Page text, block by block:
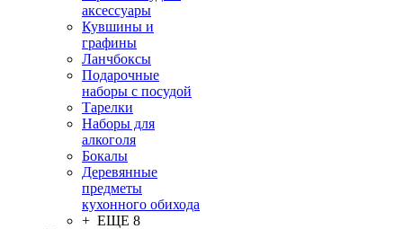
аксессуары
Кувшины и
графины
Ланчбоксы
Подарочные
наборы с посудой
Тарелки
Наборы для
алкоголя
Бокалы
Деревянные
предметы
кухонного обихода
+ ЕЩЕ 8